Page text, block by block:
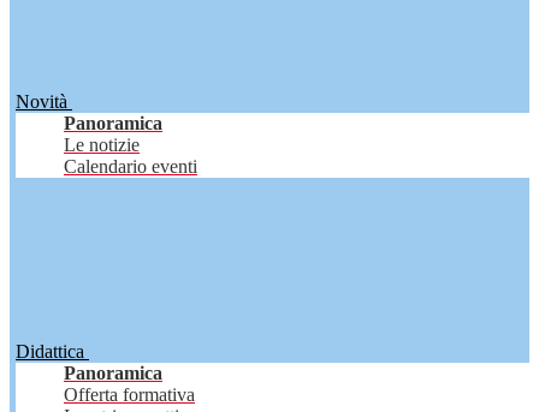
Novità
Panoramica
Le notizie
Calendario eventi
Didattica
Panoramica
Offerta formativa